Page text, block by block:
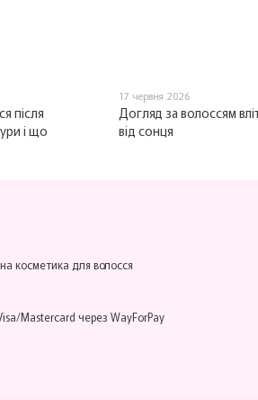
після
і що
17 червня 2026
Догляд за волоссям
від сонця
косметика для волосся